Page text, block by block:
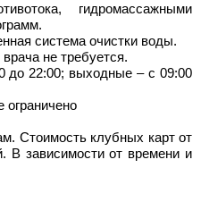
гидромассажными
система очистки воды.
не требуется.
до 22:00; выходные – с 09:00
ограничено
Стоимость клубных карт от
В зависимости от времени и